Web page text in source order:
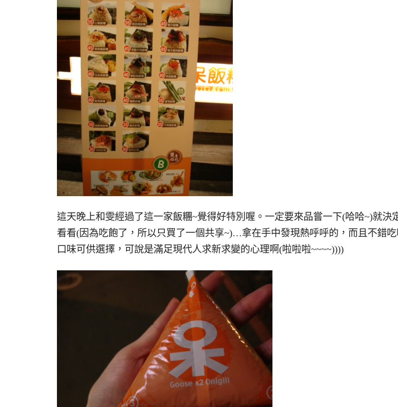
這天晚上和雯經過了這一家飯糰~覺得好特別喔。一定要來品嘗一下(哈哈~)就決
看看(因為吃飽了，所以只買了一個共享~)…拿在手中發現熱呼呼的，而且不錯
口味可供選擇，可說是滿足現代人求新求變的心理啊(啦啦啦~~~~))))